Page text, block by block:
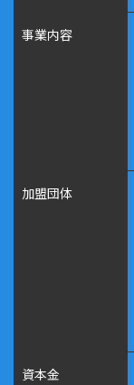
事業内容
加盟団体
資本金